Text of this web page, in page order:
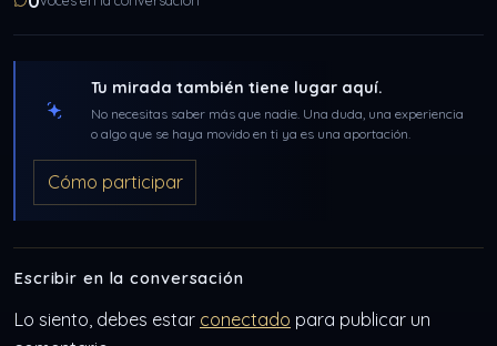
Tu mirada también tiene lugar aquí.
No necesitas saber más que nadie. Una duda, una experiencia
o algo que se haya movido en ti ya es una aportación.
Cómo participar
Escribir en la conversación
Lo siento, debes estar conectado para publicar un